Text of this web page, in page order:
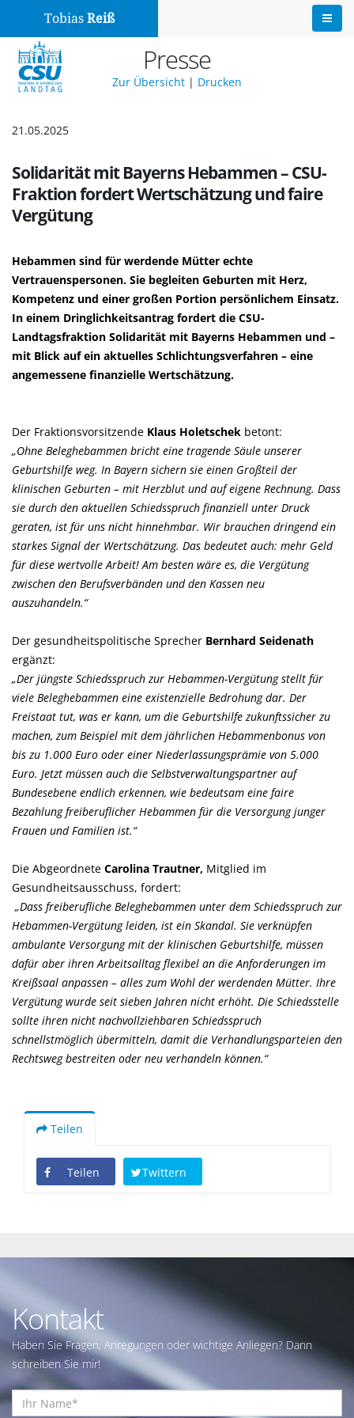
Tobias Reiß
Presse
Zur Übersicht | Drucken
21.05.2025
Solidarität mit Bayerns Hebammen – CSU-
Fraktion fordert Wertschätzung und faire
Vergütung
Hebammen sind für werdende Mütter echte
Vertrauenspersonen. Sie begleiten Geburten mit Herz,
Kompetenz und einer großen Portion persönlichem Einsatz.
In einem Dringlichkeitsantrag fordert die CSU-
Landtagsfraktion Solidarität mit Bayerns Hebammen und –
mit Blick auf ein aktuelles Schlichtungsverfahren – eine
angemessene finanzielle Wertschätzung.
Der Fraktionsvorsitzende Klaus Holetschek betont:
Ohne Beleghebammen bricht eine tragende Säule unserer
Geburtshilfe weg. In Bayern sichern sie einen Großteil der
klinischen Geburten – mit Herzblut und auf eigene Rechnung. Dass
sie durch den aktuellen Schiedsspruch finanziell unter Druck
geraten, ist für uns nicht hinnehmbar. Wir brauchen dringend ein
starkes Signal der Wertschätzung. Das bedeutet auch: mehr Geld
für diese wertvolle Arbeit! Am besten wäre es, die Vergütung
zwischen den Berufsverbänden und den Kassen neu
auszuhandeln.“
Der gesundheitspolitische Sprecher Bernhard Seidenath
ergänzt:
Der jüngste Schiedsspruch zur Hebammen-Vergütung stellt für
viele Beleghebammen eine existenzielle Bedrohung dar. Der
Freistaat tut, was er kann, um die Geburtshilfe zukunftssicher zu
machen, zum Beispiel mit dem jährlichen Hebammenbonus von
bis zu 1.000 Euro oder einer Niederlassungsprämie von 5.000
Euro. Jetzt müssen auch die Selbstverwaltungspartner auf
Bundesebene endlich erkennen, wie bedeutsam eine faire
Bezahlung freiberuflicher Hebammen für die Versorgung junger
Frauen und Familien ist.“
Die Abgeordnete Carolina Trautner, Mitglied im
Gesundheitsausschuss, fordert:
Dass freiberufliche Beleghebammen unter dem Schiedsspruch zur
Hebammen-Vergütung leiden, ist ein Skandal. Sie verknüpfen
ambulante Versorgung mit der klinischen Geburtshilfe, müssen
dafür aber ihren Arbeitsalltag flexibel an die Anforderungen im
Kreißsaal anpassen – alles zum Wohl der werdenden Mütter. Ihre
Vergütung wurde seit sieben Jahren nicht erhöht. Die Schiedsstelle
sollte ihren nicht nachvollziehbaren Schiedsspruch
schnellstmöglich übermitteln, damit die Verhandlungsparteien den
Rechtsweg bestreiten oder neu verhandeln können.“
Teilen
Teilen Twittern
Kontakt
Haben Sie Fragen, Anregungen oder wichtige Anliegen? Dann
schreiben Sie mir!